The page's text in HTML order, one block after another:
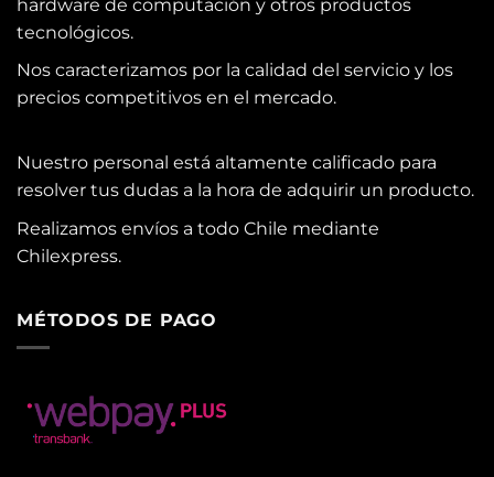
hardware de computación y otros productos
tecnológicos.
Nos caracterizamos por la calidad del servicio y los
precios competitivos en el mercado.
Nuestro personal está altamente calificado para
resolver tus dudas a la hora de adquirir un producto.
Realizamos envíos a todo Chile mediante
Chilexpress.
MÉTODOS DE PAGO